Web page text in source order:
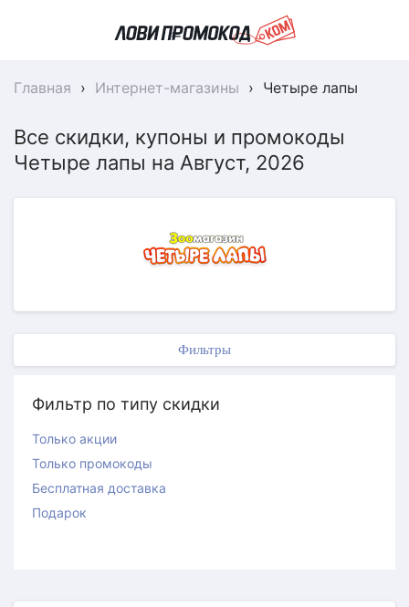
Главная › Интернет-магазины › Четыре лапы
Все скидки, купоны и промокоды
Четыре лапы на Август, 2026
Фильтры
Фильтр по типу скидки
Только акции
Только промокоды
Бесплатная доставка
Подарок